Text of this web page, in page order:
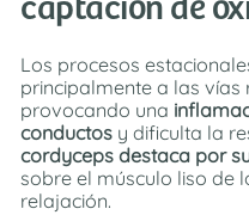
captación de
Los procesos
principalmente a las
provocando una
conductos y dificulta la
cordyceps destaca por
sobre el músculo liso de
relajación.